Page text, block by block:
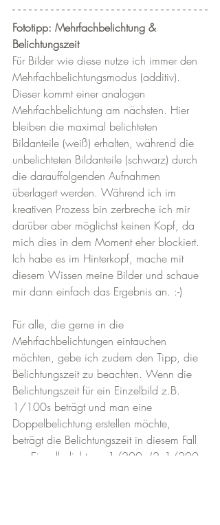
Fototipp: Mehrfachbelichtung &
Belichtungszeit
Für Bilder wie diese nutze ich immer den
Mehrfachbelichtungsmodus (additiv).
Dieser kommt einer analogen
Mehrfachbelichtung am nächsten. Hier
bleiben die maximal belichteten
Bildanteile (weiß) erhalten, während die
unbelichteten Bildanteile (schwarz) durch
die darauffolgenden Aufnahmen
überlagert werden. Während ich im
kreativen Prozess bin zerbreche ich mir
darüber aber möglichst keinen Kopf, da
mich dies in dem Moment eher blockiert.
Ich habe es im Hinterkopf, mache mit
diesem Wissen meine Bilder und schaue
mir dann einfach das Ergebnis an. :-)
Für alle, die gerne in die
Mehrfachbelichtungen eintauchen
möchten, gebe ich zudem den Tipp, die
Belichtungszeit zu beachten. Wenn die
Belichtungszeit für ein Einzelbild z.B.
1/100s beträgt und man eine
Doppelbelichtung erstellen möchte,
beträgt die Belichtungszeit in diesem Fall
pro Einzelbelichtung 1/200s (2x1/200